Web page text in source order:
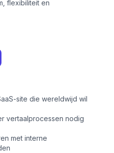
flexibiliteit en
site die wereldwijd wil
vertaalprocessen nodig
met interne